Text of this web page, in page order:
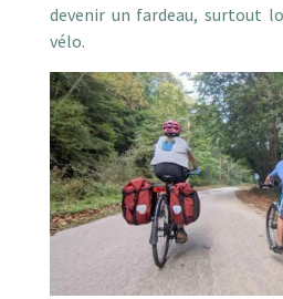
devenir un fardeau, surtout
vélo.